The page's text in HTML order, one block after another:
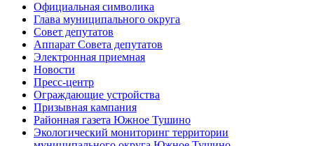
Официальная символика
Глава муниципального округа
Совет депутатов
Аппарат Совета депутатов
Электронная приемная
Новости
Пресс-центр
Ограждающие устройства
Призывная кампания
Районная газета Южное Тушино
Экологический мониторинг территории